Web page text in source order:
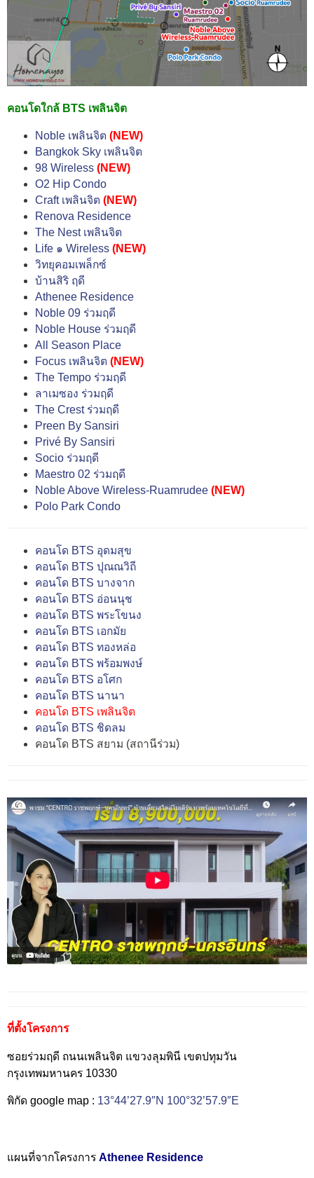
คอนโดใกล้ BTS เพลินจิต
Noble เพลินจิต (NEW)
Bangkok Sky เพลินจิต
98 Wireless (NEW)
O2 Hip Condo
Craft เพลินจิต (NEW)
Renova Residence
The Nest เพลินจิต
Life ๑ Wireless (NEW)
วิทยุคอมเพล็กซ์
บ้านสิริ ฤดี
Athenee Residence
Noble 09 ร่วมฤดี
Noble House ร่วมฤดี
All Season Place
Focus เพลินจิต (NEW)
The Tempo ร่วมฤดี
ลาเมซอง ร่วมฤดี
The Crest ร่วมฤดี
Preen By Sansiri
Privé By Sansiri
Socio ร่วมฤดี
Maestro 02 ร่วมฤดี
Noble Above Wireless-Ruamrudee (NEW)
Polo Park Condo
คอนโด BTS อุดมสุข
คอนโด BTS ปุณณวิถี
คอนโด BTS บางจาก
คอนโด BTS อ่อนนุช
คอนโด BTS พระโขนง
คอนโด BTS เอกมัย
คอนโด BTS ทองหล่อ
คอนโด BTS พร้อมพงษ์
คอนโด BTS อโศก
คอนโด BTS นานา
คอนโด BTS เพลินจิต
คอนโด BTS ชิดลม
คอนโด BTS สยาม (สถานีร่วม)
ที่ตั้งโครงการ
ซอยร่วมฤดี ถนนเพลินจิต แขวงลุมพินี เขตปทุมวัน
กรุงเทพมหานคร 10330
พิกัด google map : 13°44’27.9″N 100°32’57.9″E
แผนที่จากโครงการ Athenee Residence